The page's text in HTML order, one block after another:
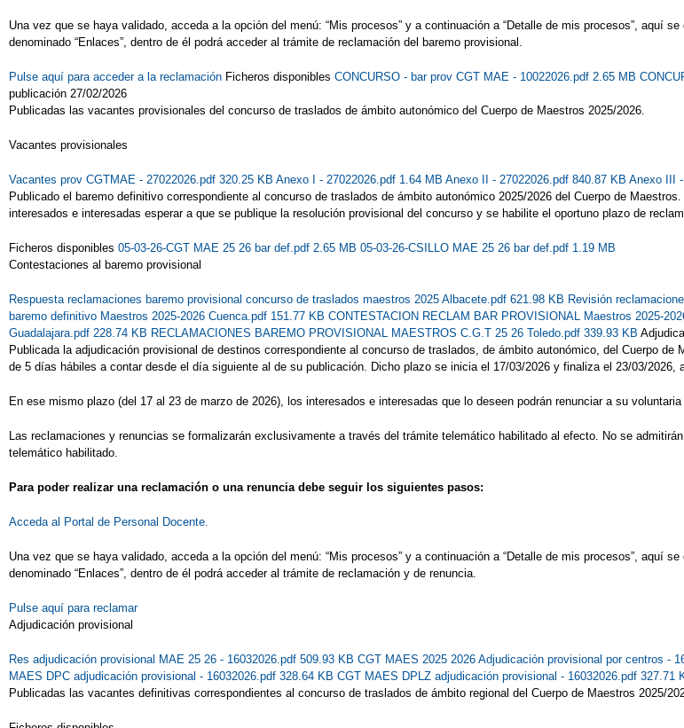
Una vez que se haya validado, acceda a la opción del menú: “Mis procesos” y a continuación a “Detalle de mis procesos”, aquí
denominado “Enlaces”, dentro de él podrá acceder al trámite de reclamación del baremo provisional.
Pulse aquí para acceder a la reclamación Ficheros disponibles CONCURSO - bar prov CGT MAE - 10022026.pdf 2.65 MB
publicación 27/02/2026
Publicadas las vacantes provisionales del concurso de traslados de ámbito autonómico del Cuerpo de Maestros 2025/2026.
Vacantes provisionales
Vacantes prov CGTMAE - 27022026.pdf 320.25 KB Anexo I - 27022026.pdf 1.64 MB Anexo II - 27022026.pdf 840.87 KB Anexo III
Publicado el baremo definitivo correspondiente al concurso de traslados de ámbito autonómico 2025/2026 del Cuerpo de
interesados e interesadas esperar a que se publique la resolución provisional del concurso y se habilite el oportuno plazo de
Ficheros disponibles 05-03-26-CGT MAE 25 26 bar def.pdf 2.65 MB 05-03-26-CSILLO MAE 25 26 bar def.pdf 1.19 MB
Contestaciones al baremo provisional
Respuesta reclamaciones baremo provisional concurso de traslados maestros 2025 Albacete.pdf 621.98 KB Revisión
baremo definitivo Maestros 2025-2026 Cuenca.pdf 151.77 KB CONTESTACION RECLAM BAR PROVISIONAL Maestros 2025-
Guadalajara.pdf 228.74 KB RECLAMACIONES BAREMO PROVISIONAL MAESTROS C.G.T 25 26 Toledo.pdf 339.93 KB
Publicada la adjudicación provisional de destinos correspondiente al concurso de traslados, de ámbito autonómico, del Cuerpo
de 5 días hábiles a contar desde el día siguiente al de su publicación. Dicho plazo se inicia el 17/03/2026 y finaliza el 23/03/2026,
En ese mismo plazo (del 17 al 23 de marzo de 2026), los interesados e interesadas que lo deseen podrán renunciar a su
Las reclamaciones y renuncias se formalizarán exclusivamente a través del trámite telemático habilitado al efecto. No se
telemático habilitado.
Para poder realizar una reclamación o una renuncia debe seguir los siguientes pasos:
Acceda al Portal de Personal Docente.
Una vez que se haya validado, acceda a la opción del menú: “Mis procesos” y a continuación a “Detalle de mis procesos”, aquí
denominado “Enlaces”, dentro de él podrá acceder al trámite de reclamación y de renuncia.
Pulse aquí para reclamar
Adjudicación provisional
Res adjudicación provisional MAE 25 26 - 16032026.pdf 509.93 KB CGT MAES 2025 2026 Adjudicación provisional por centros -
MAES DPC adjudicación provisional - 16032026.pdf 328.64 KB CGT MAES DPLZ adjudicación provisional - 16032026.pdf 327.71
Publicadas las vacantes definitivas correspondientes al concurso de traslados de ámbito regional del Cuerpo de Maestros 2025/